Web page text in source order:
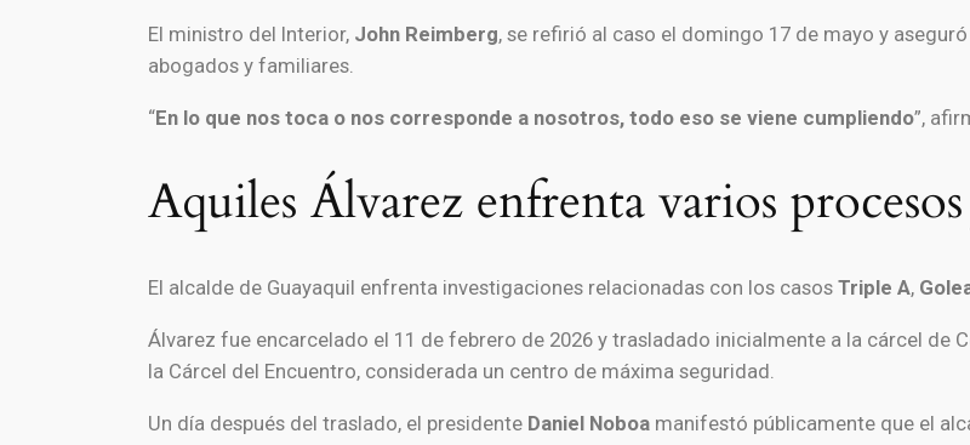
El ministro del Interior, John Reimberg, se refirió al caso el domingo 17 de mayo y
abogados y familiares.
“En lo que nos toca o nos corresponde a nosotros, todo eso se viene cumpliendo”,
Aquiles Álvarez enfrenta varios
El alcalde de Guayaquil enfrenta investigaciones relacionadas con los casos Triple A,
Álvarez fue encarcelado el 11 de febrero de 2026 y trasladado inicialmente a la cárcel de
la Cárcel del Encuentro, considerada un centro de máxima seguridad.
Un día después del traslado, el presidente Daniel Noboa manifestó públicamente que el